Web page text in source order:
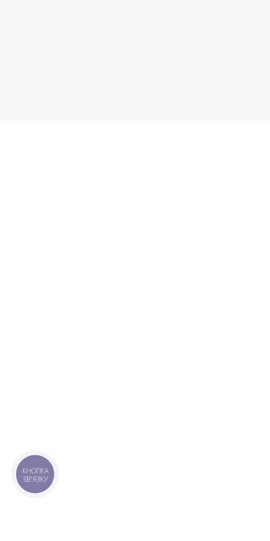
КНОПКА
ЗВ'ЯЗКУ